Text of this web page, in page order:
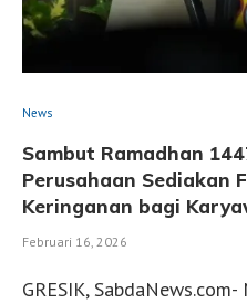
News
Sambut Ramadhan
Perusahaan Sediakan
Keringanan bagi
Februari 16, 2026
GRESIK,